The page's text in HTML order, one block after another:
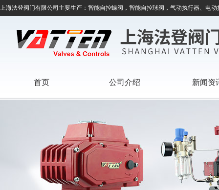
上海法登阀门有限公司主要生产：智能自控蝶阀，智能自控球阀，气动执行器、电
首页 公司介绍 新闻资